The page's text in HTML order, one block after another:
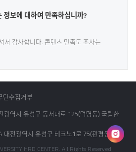
정보에 대하여 만족하십니까?
서 감사합니다. 콘텐츠 만족도 조사는
인
단수집거부
역시 유성구 동서대로 125(덕명동) 국립한
대전광역시 유성구 테크노1로 75(관평동)
HRD CENTER. All Rights Reserved.